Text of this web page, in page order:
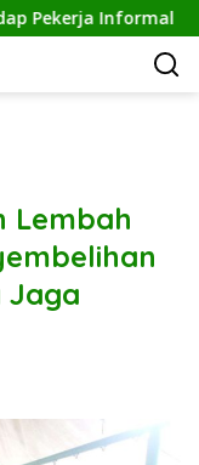
Informal
Lembah
Jaga